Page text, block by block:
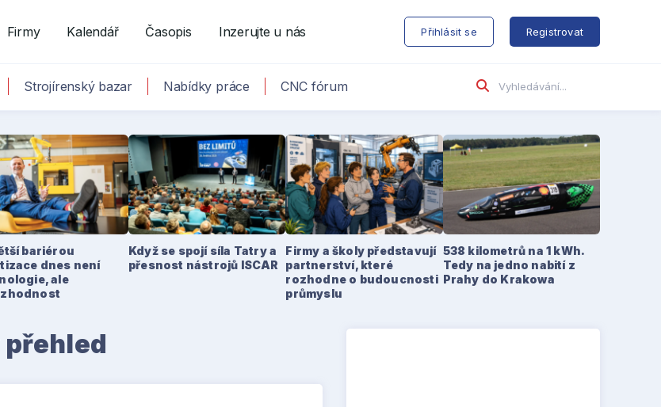
Firmy Kalendář Časopis Inzerujte u nás Přihlásit se Registrovat
Strojírenský bazar Nabídky práce CNC fórum
bariérou
dnes není
ale
Když se spojí síla Tatry a
přesnost nástrojů ISCAR
Firmy a školy představují
partnerství, které
rozhodne o budoucnosti
průmyslu
538 kilometrů na 1 kWh.
Tedy na jedno nabití z
Prahy do Krakowa
přehled